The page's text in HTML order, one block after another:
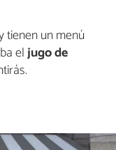
tienen un menú
eljugo de